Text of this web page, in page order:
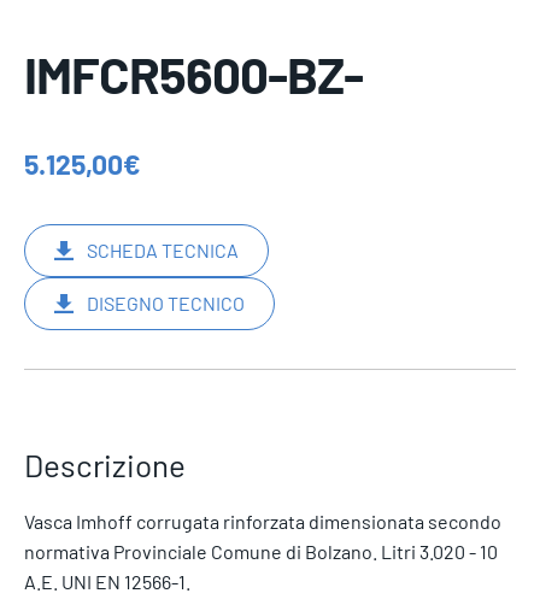
IMFCR5600-BZ-
5.125,00€
SCHEDA TECNICA
DISEGNO TECNICO
Descrizione
Vasca Imhoff corrugata rinforzata dimensionata secondo
normativa Provinciale Comune di Bolzano. Litri 3.020 - 10
A.E. UNI EN 12566-1.